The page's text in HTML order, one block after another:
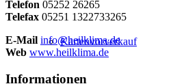
Kartenvorverkauf
Telefon 05252 26265
Telefax 05251 1322733265
E-Mail info@heilklima.de
Web www.heilklima.de
Informationen